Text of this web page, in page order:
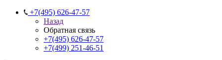
+7(495) 626-47-57
Назад
Обратная связь
+7(495) 626-47-57
+7(499) 251-46-51